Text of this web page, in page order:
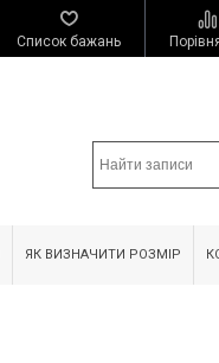
Список бажань
ЯК ВИЗНАЧИТИ РОЗМІР